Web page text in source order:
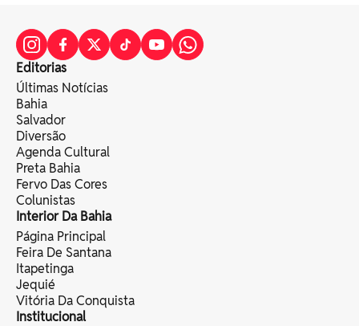
Editorias
Últimas Notícias
Bahia
Salvador
Diversão
Agenda Cultural
Preta Bahia
Fervo Das Cores
Colunistas
Interior Da Bahia
Página Principal
Feira De Santana
Itapetinga
Jequié
Vitória Da Conquista
Institucional